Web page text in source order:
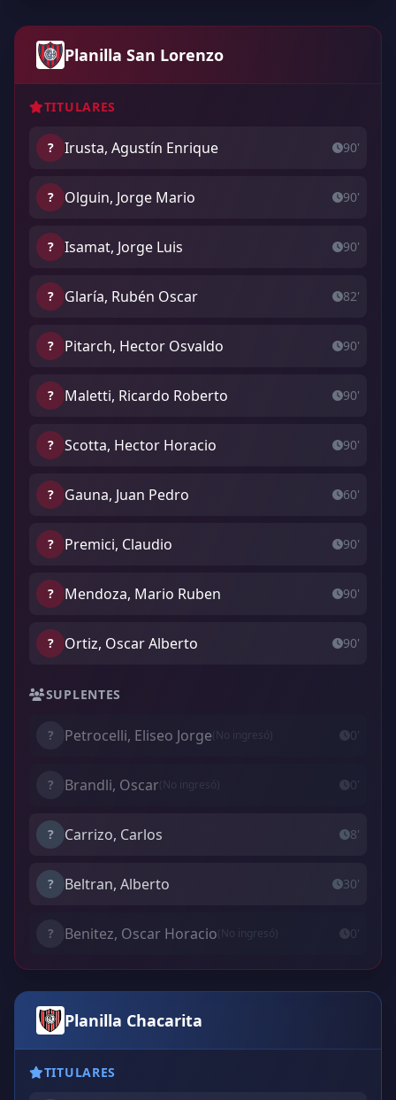
Planilla San Lorenzo
TITULARES
? Irusta, Agustín Enrique 90'
? Olguin, Jorge Mario 90'
? Isamat, Jorge Luis 90'
? Glaría, Rubén Oscar 82'
? Pitarch, Hector Osvaldo 90'
? Maletti, Ricardo Roberto 90'
? Scotta, Hector Horacio 90'
? Gauna, Juan Pedro 60'
? Premici, Claudio 90'
? Mendoza, Mario Ruben 90'
? Ortiz, Oscar Alberto 90'
SUPLENTES
? Petrocelli, Eliseo Jorge(No ingresó) 0'
? Brandli, Oscar(No ingresó) 0'
? Carrizo, Carlos 8'
? Beltran, Alberto 30'
? Benitez, Oscar Horacio(No ingresó) 0'
Planilla Chacarita
TITULARES